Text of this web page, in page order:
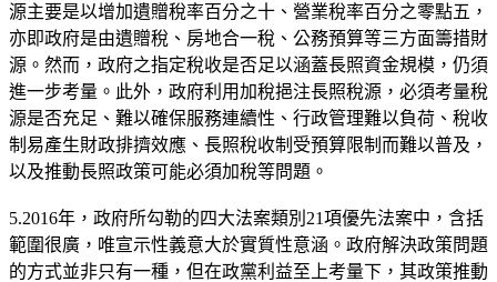
源主要是以增加遺贈稅率百分之十、營業稅率百分之零點五，
亦即政府是由遺贈稅、房地合一稅、公務預算等三方面籌措財
源。然而，政府之指定稅收是否足以涵蓋長照資金規模，仍須
進一步考量。此外，政府利用加稅挹注長照稅源，必須考量稅
源是否充足、難以確保服務連續性、行政管理難以負荷、稅收
制易產生財政排擠效應、長照稅收制受預算限制而難以普及，
以及推動長照政策可能必須加稅等問題。
5.2016年，政府所勾勒的四大法案類別21項優先法案中，含括
範圍很廣，唯宣示性義意大於實質性意涵。政府解決政策問題
的方式並非只有一種，但在政黨利益至上考量下，其政策推動